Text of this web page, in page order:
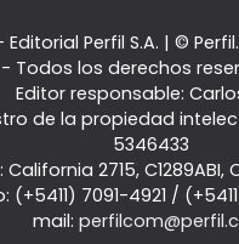
Perfil S.A. | ©
- Todos los derechos
Editor responsable:
de la propiedad
5346433
California 2715, C1289ABI,
(+5411) 7091-4921 /
mail: